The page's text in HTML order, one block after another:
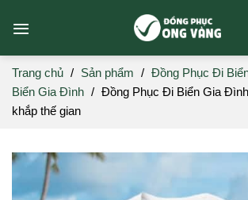
Trang chủ / Sản phẩm / Đồng Phục Đi
Biển Gia Đình / Đồng Phục Đi Biển Gia
khắp thế gian